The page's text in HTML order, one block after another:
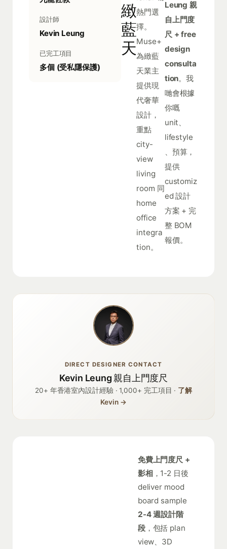
設計師
Kevin Leung
已完工項目
多個 (受私隱保護)
緻
藍
天
熱門選
擇。
Muse+
為緻藍
天業主
提供現
代奢華
設計，
重點
city-
view
living
room 同
home
office
integra
tion。
Leung 親
自上門度
尺 + free
design
consulta
tion。我
哋會根據
你嘅
unit、
lifestyle
、預算，
提供
customiz
ed 設計
方案 + 完
整 BOM
報價。
DIRECT DESIGNER CONTACT
Kevin Leung 親自上門度尺
20+ 年香港室內設計經驗 · 1,000+ 完工項目 · 了解
Kevin →
免費上門度尺 +
影相 ，1-2 日後
deliver mood
board sample
2-4 週設計階
段，包括 plan
view、3D